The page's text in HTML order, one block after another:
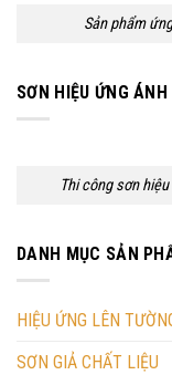
Sản phẩm
SƠN HIỆU ỨNG
Thi công sơn
DANH MỤC SẢN
HIỆU ỨNG LÊN
SƠN GIẢ CHẤT LIỆU